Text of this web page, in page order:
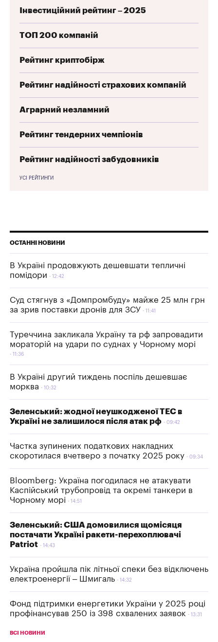
Інвестиційний рейтинг – 2025
ТОП 200 компаній
Рейтинг криптобірж
Рейтинг надійності страхових компаній
Аграрний незламний
Рейтинг тендерних чемпіонів
Рейтинг надійності забудовників
УСІ РЕЙТИНГИ
ОСТАННІ НОВИНИ
В Україні продовжують дешевшати тепличні
помідори
12:42
Суд стягнув з «Домпромбуду» майже 25 млн грн
за зрив поставки дронів для ЗСУ
11:41
Туреччина закликала Україну та рф запровадити
мораторій на удари по суднах у Чорному морі
11:36
В Україні другий тиждень поспіль дешевшає
морква
10:32
Зеленський: жодної неушкодженої ТЕС в
Україні не залишилося після атак рф
09:42
Частка зупинених податкових накладних
скоротилася вчетверо з початку 2025 року
09:34
Bloomberg: Україна погодилася не атакувати
Каспійський трубопровід та окремі танкери в
Чорному морі
14:51
Зеленський: США домовилися щомісяця
постачати Україні ракети-перехоплювачі
Patriot
14:43
Україна пройшла пік літньої спеки без відключень
електроенергії – Шмигаль
14:32
Фонд підтримки енергетики України у 2025 році
профінансував 250 із 398 схвалених заявок
13:31
ВСІ НОВИНИ